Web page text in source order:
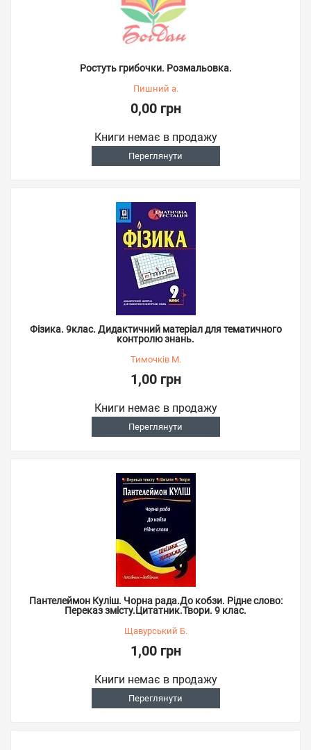
Ростуть грибочки. Розмальовка.
Пишний а.
0,00 грн
Книги немає в продажу
Переглянути
Фізика. 9клас. Дидактичний матеріал для тематичного
контролю знань.
Тимочків М.
1,00 грн
Книги немає в продажу
Переглянути
Пантелеймон Куліш. Чорна рада.До кобзи. Рідне слово:
Переказ змісту.Цитатник.Твори. 9 клас.
Щавурський Б.
1,00 грн
Книги немає в продажу
Переглянути